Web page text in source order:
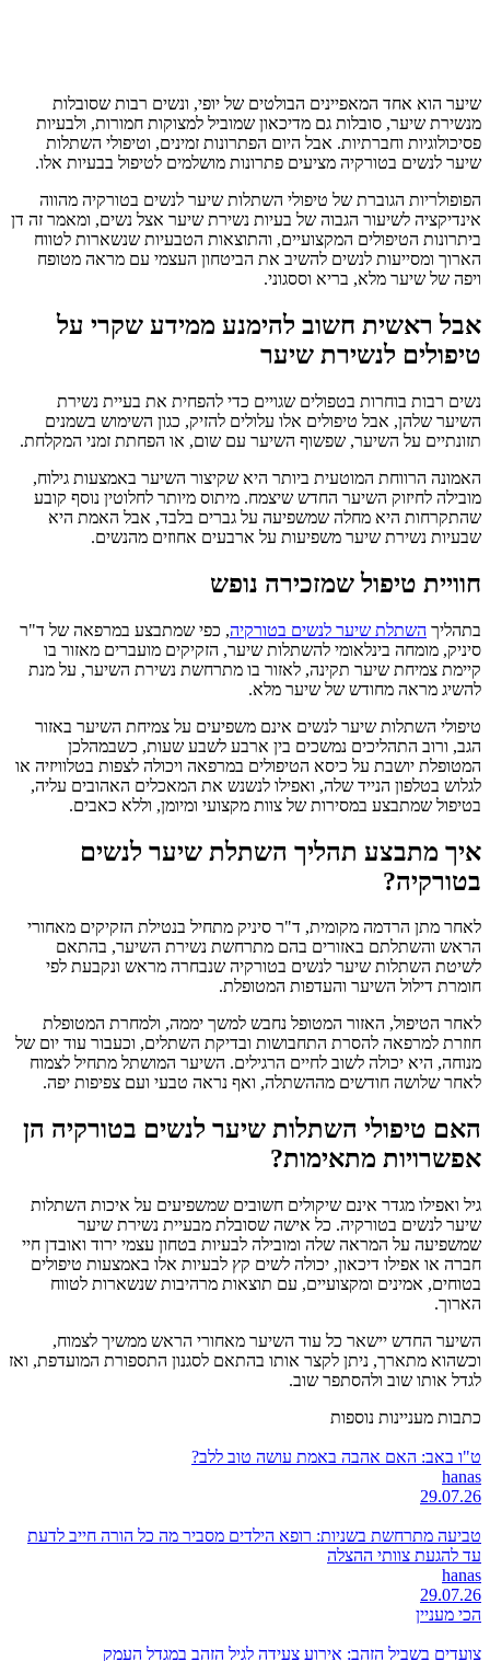
שיער הוא אחד המאפיינים הבולטים של יופי, ונשים רבות שסובלות
מנשירת שיער, סובלות גם מדיכאון שמוביל למצוקות חמורות, ולבעיות
פסיכולוגיות וחברתיות. אבל היום הפתרונות זמינים, וטיפולי השתלות
שיער לנשים בטורקיה מציעים פתרונות מושלמים לטיפול בבעיות אלו.
הפופולריות הגוברת של טיפולי השתלות שיער לנשים בטורקיה מהווה
אינדיקציה לשיעור הגבוה של בעיות נשירת שיער אצל נשים, ומאמר זה דן
ביתרונות הטיפולים המקצועיים, והתוצאות הטבעיות שנשארות לטווח
הארוך ומסייעות לנשים להשיב את הביטחון העצמי עם מראה מטופח
ויפה של שיער מלא, בריא וססגוני.
אבל ראשית חשוב להימנע ממידע שקרי על
טיפולים לנשירת שיער
נשים רבות בוחרות בטפולים שגויים כדי להפחית את בעיית נשירת
השיער שלהן, אבל טיפולים אלו עלולים להזיק, כגון השימוש בשמנים
תזונתיים על השיער, שפשוף השיער עם שום, או הפחתת זמני המקלחת.
האמונה הרווחת המוטעית ביותר היא שקיצור השיער באמצעות גילוח,
מובילה לחיזוק השיער החדש שיצמח. מיתוס מיותר לחלוטין נוסף קובע
שהתקרחות היא מחלה שמשפיעה על גברים בלבד, אבל האמת היא
שבעיות נשירת שיער משפיעות על ארבעים אחוזים מהנשים.
חוויית טיפול שמזכירה נופש
בתהליך השתלת שיער לנשים בטורקיה, כפי שמתבצע במרפאה של ד"ר
סיניק, מומחה בינלאומי להשתלות שיער, הזקיקים מועברים מאזור בו
קיימת צמיחת שיער תקינה, לאזור בו מתרחשת נשירת השיער, על מנת
להשיג מראה מחודש של שיער מלא.
טיפולי השתלות שיער לנשים אינם משפיעים על צמיחת השיער באזור
הגב, ורוב התהליכים נמשכים בין ארבע לשבע שעות, כשבמהלכן
המטופלת יושבת על כיסא הטיפולים במרפאה ויכולה לצפות בטלוויזיה או
לגלוש בטלפון הנייד שלה, ואפילו לנשנש את המאכלים האהובים עליה,
בטיפול שמתבצע במסירות של צוות מקצועי ומיומן, וללא כאבים.
איך מתבצע תהליך השתלת שיער לנשים
בטורקיה?
לאחר מתן הרדמה מקומית, ד"ר סיניק מתחיל בנטילת הזקיקים מאחורי
הראש והשתלתם באזורים בהם מתרחשת נשירת השיער, בהתאם
לשיטת השתלות שיער לנשים בטורקיה שנבחרה מראש ונקבעת לפי
חומרת דילול השיער והעדפות המטופלת.
לאחר הטיפול, האזור המטופל נחבש למשך יממה, ולמחרת המטופלת
חוזרת למרפאה להסרת התחבושות ובדיקת השתלים, וכעבור עוד יום של
מנוחה, היא יכולה לשוב לחיים הרגילים. השיער המושתל מתחיל לצמוח
לאחר שלושה חודשים מההשתלה, ואף נראה טבעי ועם צפיפות יפה.
האם טיפולי השתלות שיער לנשים בטורקיה הן
אפשרויות מתאימות?
גיל ואפילו מגדר אינם שיקולים חשובים שמשפיעים על איכות השתלות
שיער לנשים בטורקיה. כל אישה שסובלת מבעיית נשירת שיער
שמשפיעה על המראה שלה ומובילה לבעיות בטחון עצמי ירוד ואובדן חיי
חברה או אפילו דיכאון, יכולה לשים קץ לבעיות אלו באמצעות טיפולים
בטוחים, אמינים ומקצועיים, עם תוצאות מרהיבות שנשארות לטווח
הארוך.
השיער החדש יישאר כל עוד השיער מאחורי הראש ממשיך לצמוח,
וכשהוא מתארך, ניתן לקצר אותו בהתאם לסגנון התספורת המועדפת, ואז
לגדל אותו שוב ולהסתפר שוב.
כתבות מעניינות נוספות
ט"ו באב: האם אהבה באמת עושה טוב ללב?
hanas
29.07.26
טביעה מתרחשת בשניות: רופא הילדים מסביר מה כל הורה חייב לדעת
עד להגעת צוותי ההצלה
hanas
29.07.26
הכי מעניין
צועדים בשביל הזהב: אירוע צעידה לגיל הזהב במגדל העמק